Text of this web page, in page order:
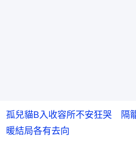
孤兒貓B入收容所不安狂哭 隔
暖結局各有去向